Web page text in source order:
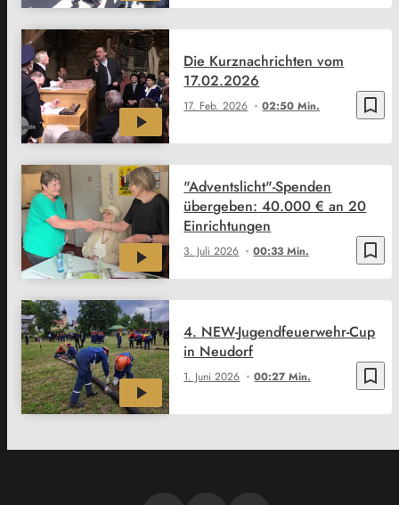
bookmark_border
17. Feb. 2026 02:50 Min.
Die Kurznachrichten vom
17.02.2026
bookmark_border
3. Juli 2026 00:33 Min.
"Adventslicht"-Spenden
übergeben: 40.000 € an 20
Einrichtungen
bookmark_border
1. Juni 2026 00:27 Min.
4. NEW-Jugendfeuerwehr-Cup
in Neudorf